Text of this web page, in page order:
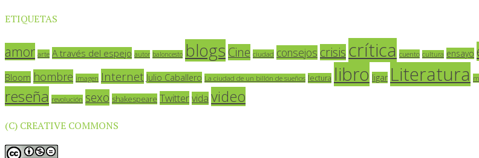
ETIQUETAS
amor arte A través del espejo autor baloncesto blogs Cine ciudad consejos crisis crítica cuento cultura ensayo
Bloom hombre imagen Internet Julio Caballero La ciudad de un billón de sueños lectura libro ligar Literatura
reseña revolución sexo shakespeare Twittervida video
(C) CREATIVE COMMONS